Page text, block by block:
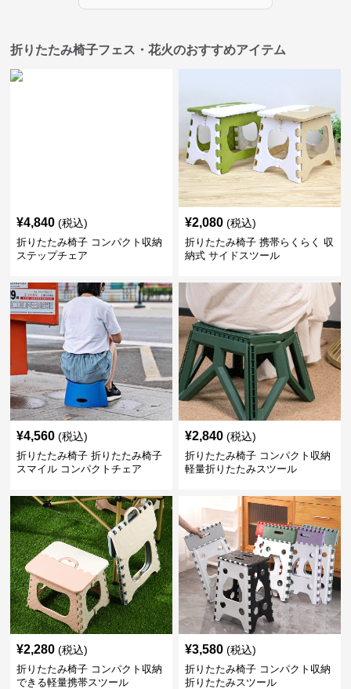
折りたたみ椅子フェス・花火のおすすめアイテム
¥4,840 (税込)
折りたたみ椅子 コンパクト収納
ステップチェア
¥2,080 (税込)
折りたたみ椅子 携帯らくらく 収
納式 サイドスツール
¥4,560 (税込)
折りたたみ椅子 折りたたみ椅子
スマイル コンパクトチェア
¥2,840 (税込)
折りたたみ椅子 コンパクト収納
軽量折りたたみスツール
¥2,280 (税込)
折りたたみ椅子 コンパクト収納
できる軽量携帯スツール
¥3,580 (税込)
折りたたみ椅子 コンパクト収納
折りたたみスツール